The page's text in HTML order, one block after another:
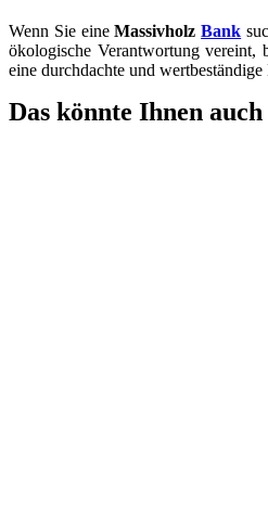
Wenn Sie eineMassivholzBank
ökologische Verantwortung
eine durchdachte und wertbeständige
Das könnte Ihnen